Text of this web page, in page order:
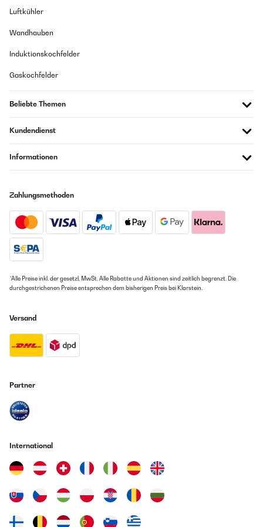
Luftkühler
Wandhauben
Induktionskochfelder
Gaskochfelder
Beliebte Themen
Kundendienst
Informationen
Zahlungsmethoden
*Alle Preise inkl. der gesetzl. MwSt. Alle Rabatte und Aktionen sind zeitlich begrenzt. Die
durchgestrichenen Preise entsprechen dem bisherigen Preis bei Klarstein.
Versand
Partner
International